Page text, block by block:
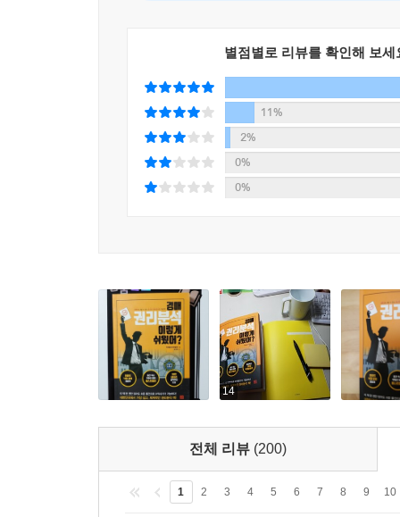
별점별로 리뷰를 확인해 보세
11%
2%
0%
0%
14
전체 리뷰 (200)
1 2 3 4 5 6 7 8 9 10